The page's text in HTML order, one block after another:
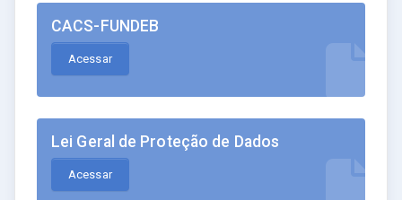
CACS-FUNDEB
Acessar
Lei Geral de Proteção de Dados
Acessar